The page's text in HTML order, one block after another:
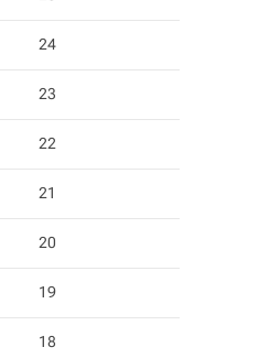
24
23
22
21
20
19
18